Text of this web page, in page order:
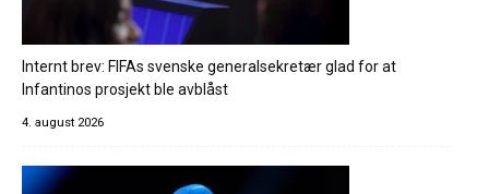
Internt brev: FIFAs svenske generalsekretær glad for at
Infantinos prosjekt ble avblåst
4. august 2026